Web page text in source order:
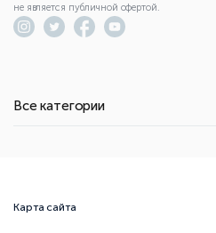
не является публичной офертой.
Все категории
Карта сайта